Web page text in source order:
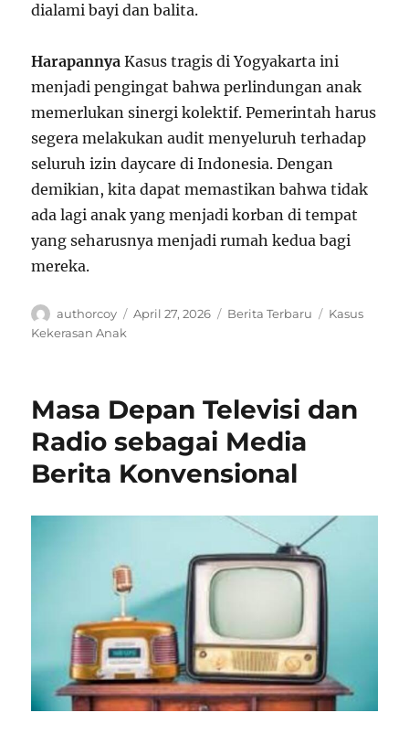
dialami bayi dan balita.
Harapannya Kasus tragis di Yogyakarta ini
menjadi pengingat bahwa perlindungan anak
memerlukan sinergi kolektif. Pemerintah harus
segera melakukan audit menyeluruh terhadap
seluruh izin daycare di Indonesia. Dengan
demikian, kita dapat memastikan bahwa tidak
ada lagi anak yang menjadi korban di tempat
yang seharusnya menjadi rumah kedua bagi
mereka.
Author
authorcoy
Posted
April 27, 2026 Categories
Berita Terbaru Tags
Kasus
Kekerasan Anak
Masa Depan Televisi dan
Radio sebagai Media
Berita Konvensional